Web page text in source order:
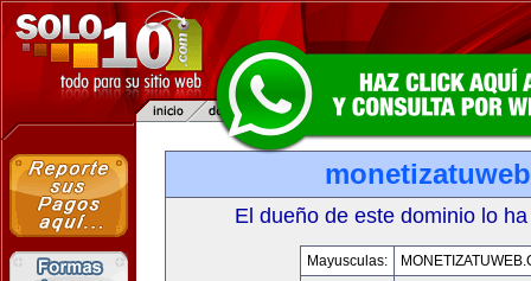
El dueño de este dominio lo
Mayusculas: